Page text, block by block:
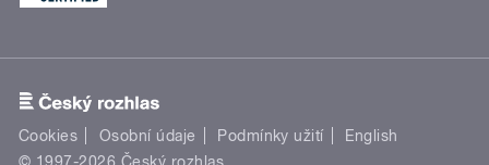
Cookies Osobní údaje Podmínky užití
English